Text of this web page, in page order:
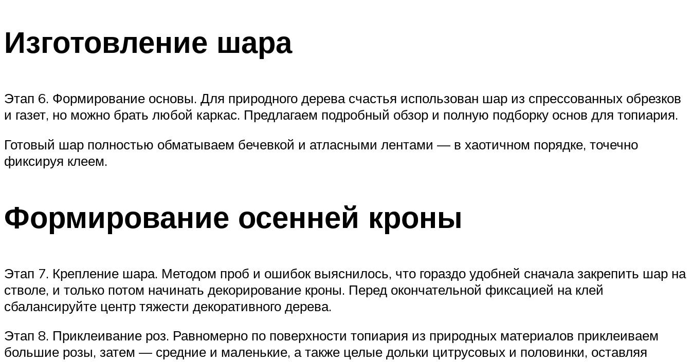
Изготовление шара
Этап 6. Формирование основы. Для природного дерева счастья использован шар из спрессованных обрезков
и газет, но можно брать любой каркас. Предлагаем подробный обзор и полную подборку основ для топиария.
Готовый шар полностью обматываем бечевкой и атласными лентами — в хаотичном порядке, точечно
фиксируя клеем.
Формирование осенней кроны
Этап 7. Крепление шара. Методом проб и ошибок выяснилось, что гораздо удобней сначала закрепить шар на
стволе, и только потом начинать декорирование кроны. Перед окончательной фиксацией на клей
сбалансируйте центр тяжести декоративного дерева.
Этап 8. Приклеивание роз. Равномерно по поверхности топиария из природных материалов приклеиваем
большие розы, затем — средние и маленькие, а также целые дольки цитрусовых и половинки, оставляя